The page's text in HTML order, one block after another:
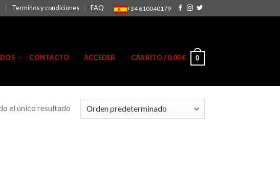
Terminos y condiciones FAQ +34 610040179
CONTACTO ACCEDER CARRITO /0,00€ 0
el único resultado